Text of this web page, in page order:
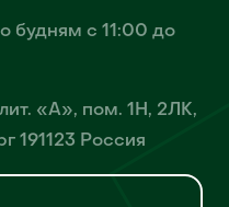
будням с 11:00 до
«А», пом. 1Н, 2ЛК,
191123 Россия